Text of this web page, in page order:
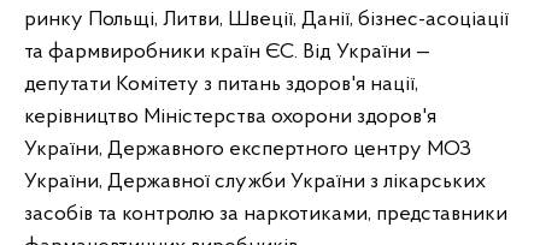
ринку Польщі, Литви, Швеції, Данії, бізнес-асоціації
та фармвиробники країн ЄС. Від України —
депутати Комітету з питань здоров'я нації,
керівництво Міністерства охорони здоров'я
України, Державного експертного центру МОЗ
України, Державної служби України з лікарських
засобів та контролю за наркотиками, представники